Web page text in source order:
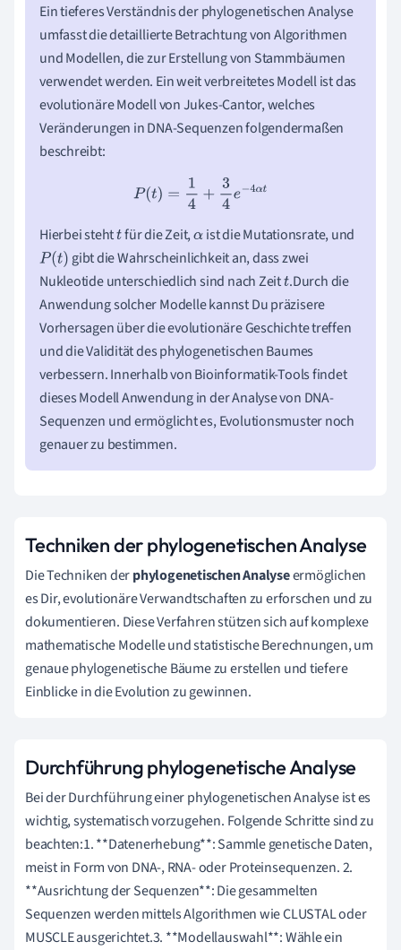
Ein tieferes Verständnis der phylogenetischen Analyse
umfasst die detaillierte Betrachtung von Algorithmen
und Modellen, die zur Erstellung von Stammbäumen
verwendet werden. Ein weit verbreitetes Modell ist das
evolutionäre Modell von Jukes-Cantor, welches
Veränderungen in DNA-Sequenzen folgendermaßen
beschreibt:
P( t)= 14+ 34 e−4αt
Hierbei stehttfür die Zeit,α ist die Mutationsrate, und
P(t)
gibt die Wahrscheinlichkeit an, dass zwei
Nukleotide unterschiedlich sind nach Zeitt.Durch die
Anwendung solcher Modelle kannst Du präzisere
Vorhersagen über die evolutionäre Geschichte treffen
und die Validität des phylogenetischen Baumes
verbessern. Innerhalb von Bioinformatik-Tools findet
dieses Modell Anwendung in der Analyse von DNA-
Sequenzen und ermöglicht es, Evolutionsmuster noch
genauer zu bestimmen.
Techniken der phylogenetischen Analyse
Die Techniken derphylogenetischen Analyseermöglichen
es Dir, evolutionäre Verwandtschaften zu erforschen und zu
dokumentieren. Diese Verfahren stützen sich auf komplexe
mathematische Modelle und statistische Berechnungen, um
genaue phylogenetische Bäume zu erstellen und tiefere
Einblicke in die Evolution zu gewinnen.
Durchführung phylogenetische Analyse
Bei der Durchführung einer phylogenetischen Analyse ist es
wichtig, systematisch vorzugehen. Folgende Schritte sind zu
beachten:1. **Datenerhebung**: Sammle genetische Daten,
meist in Form von DNA-, RNA- oder Proteinsequenzen. 2.
**Ausrichtung der Sequenzen**: Die gesammelten
Sequenzen werden mittels Algorithmen wie CLUSTAL oder
MUSCLE ausgerichtet.3. **Modellauswahl**: Wähle ein